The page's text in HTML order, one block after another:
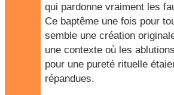
qui pardonne vraiment les
Ce baptême une fois pour
semble une création
une contexte où les
pour une pureté rituelle
répandues.